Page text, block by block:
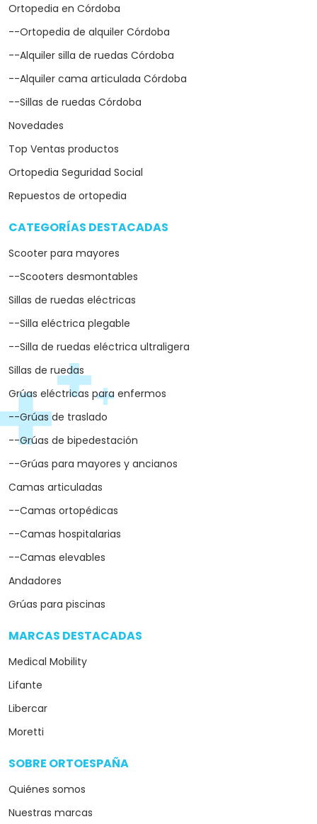
Ortopedia en Córdoba
--Ortopedia de alquiler Córdoba
--Alquiler silla de ruedas Córdoba
--Alquiler cama articulada Córdoba
--Sillas de ruedas Córdoba
Novedades
Top Ventas productos
Ortopedia Seguridad Social
Repuestos de ortopedia
CATEGORÍAS DESTACADAS
Scooter para mayores
--Scooters desmontables
Sillas de ruedas eléctricas
--Silla eléctrica plegable
--Silla de ruedas eléctrica ultraligera
Sillas de ruedas
Grúas eléctricas para enfermos
--Grúas de traslado
--Grúas de bipedestación
--Grúas para mayores y ancianos
Camas articuladas
--Camas ortopédicas
--Camas hospitalarias
--Camas elevables
Andadores
Grúas para piscinas
MARCAS DESTACADAS
Medical Mobility
Lifante
Libercar
Moretti
SOBRE ORTOESPAÑA
Quiénes somos
Nuestras marcas